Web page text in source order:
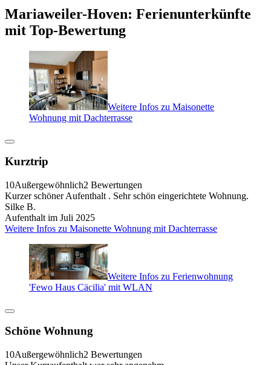
Mariaweiler-Hoven: Ferienunterkünfte
mit Top-Bewertung
Weitere Infos zu Maisonette
Wohnung mit Dachterrasse
Kurztrip
10Außergewöhnlich2 Bewertungen
Kurzer schöner Aufenthalt . Sehr schön eingerichtete Wohnung.
Silke B.
Aufenthalt im Juli 2025
Weitere Infos zu Maisonette Wohnung mit Dachterrasse
Weitere Infos zu Ferienwohnung
'Fewo Haus Cäcilia' mit WLAN
Schöne Wohnung
10Außergewöhnlich2 Bewertungen